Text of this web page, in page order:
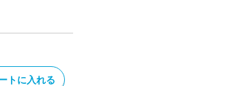
トに入れる